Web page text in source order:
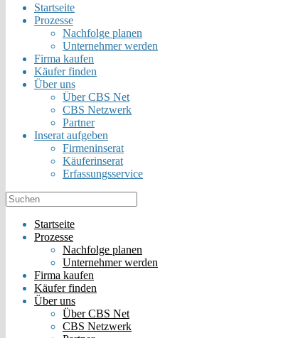
Startseite
Prozesse
Nachfolge planen
Unternehmer werden
Firma kaufen
Käufer finden
Über uns
Über CBS Net
CBS Netzwerk
Partner
Inserat aufgeben
Firmeninserat
Käuferinserat
Erfassungsservice
Startseite
Prozesse
Nachfolge planen
Unternehmer werden
Firma kaufen
Käufer finden
Über uns
Über CBS Net
CBS Netzwerk